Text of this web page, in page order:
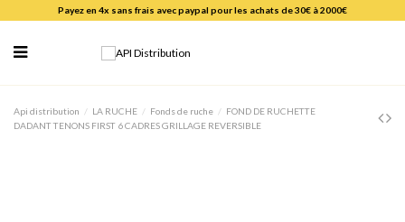
Payez en 4x sans frais avec paypal pour les achats de 30€ à 2000€
Api distribution LA RUCHE Fonds de ruche
FOND DE RUCHETTE
DADANT TENONS FIRST 6 CADRES GRILLAGE REVERSIBLE